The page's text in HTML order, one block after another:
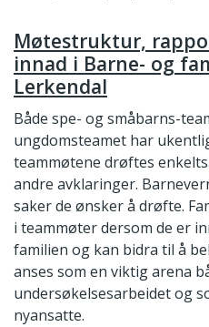
Møtestruktur,
innad i Barne- og
Lerkendal
Både spe- og småbarns-
ungdomsteamet har
teammøtene drøftes
andre avklaringer.
saker de ønsker å drøfte.
i teammøter dersom de er
familien og kan bidra til å
anses som en viktig arena
undersøkelsesarbeidet og
nyansatte.